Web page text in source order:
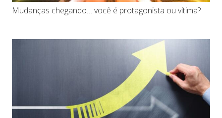
Mudanças chegando… você é protagonista ou vítima?